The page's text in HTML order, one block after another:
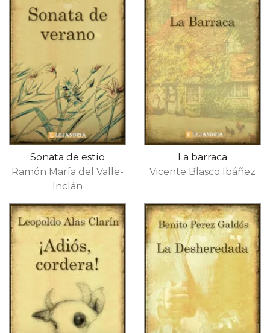
Sonata de estío
Ramón María del Valle-
Inclán
La barraca
Vicente Blasco Ibáñez